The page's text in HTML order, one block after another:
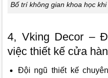
Bố trí không gian khoa học
4, Vking Decor –
việc thiết kế cửa
Đội ngũ thiết kế